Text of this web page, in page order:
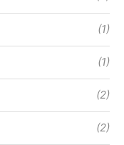
(1)
(1)
(2)
(2)